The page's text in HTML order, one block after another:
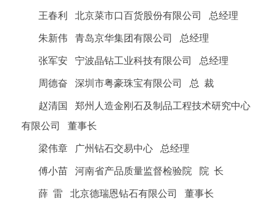
王春利 北京菜市口百货股份有限公司 总经理
朱新伟 青岛京华集团有限公司 总经理
张军安 宁波晶钻工业科技有限公司 总经理
周德奋 深圳市粤豪珠宝有限公司 总 裁
赵清国 郑州人造金刚石及制品工程技术研究中心
有限公司 董事长
梁伟章 广州钻石交易中心 总经理
傅小苗 河南省产品质量监督检验院 院 长
薛 雷 北京德瑞恩钻石有限公司 董事长